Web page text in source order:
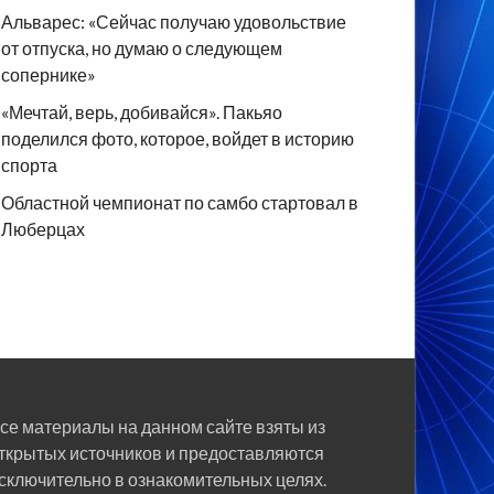
Альварес: «Сейчас получаю удовольствие
от отпуска, но думаю о следующем
сопернике»
«Мечтай, верь, добивайся». Пакьяо
поделился фото, которое, войдет в историю
спорта
Областной чемпионат по самбо стартовал в
Люберцах
материалы на данном сайте взяты из
источников и предоставляются
в ознакомительных целях.